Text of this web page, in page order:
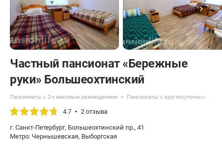
Частный пансионат «Бережные
руки» Большеохтинский
Пансионаты с 2-х местным размещением Пансионаты с круглосуточным
4.7 2 отзыва
г. Санкт-Петербург, Большеохтинский пр., 41
Метро: Чернышевская, Выборгская